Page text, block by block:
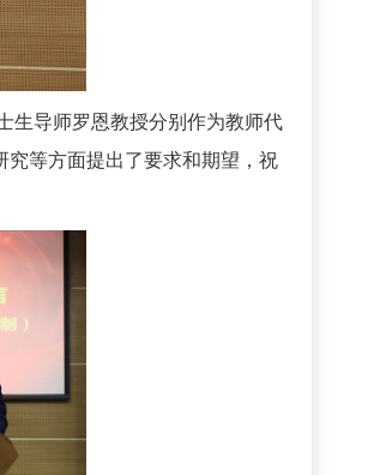
导师罗恩教授分别作为教师代
究等方面提出了要求和期望，祝